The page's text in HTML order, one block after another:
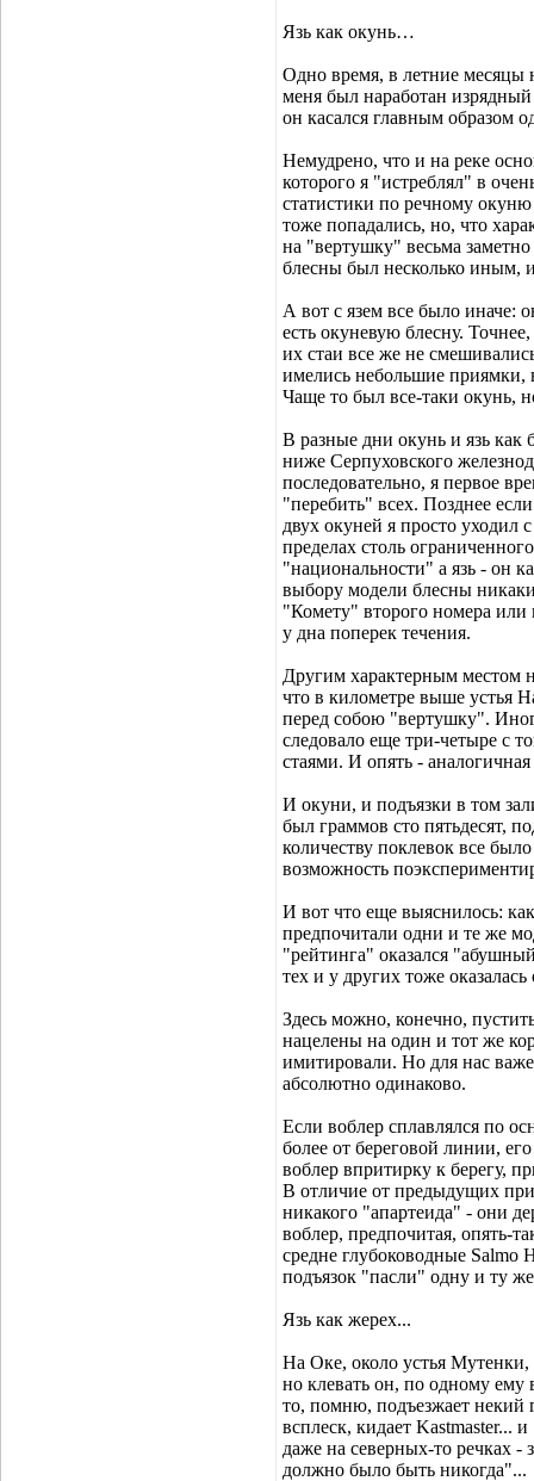
Язь как окунь…
Одно время, в летние месяцы
меня был наработан
он касался главным образом
Немудрено, что и на реке
которого я "истреблял" в
статистики по речному
тоже попадались, но, что
на "вертушку" весьма
блесны был несколько иным,
А вот с язем все было иначе:
есть окуневую блесну.
их стаи все же не
имелись небольшие приямки,
Чаще то был все-таки окунь,
В разные дни окунь и язь как
ниже Серпуховского
последовательно, я первое
"перебить" всех. Позднее
двух окуней я просто уходил
пределах столь
"национальности" а язь - он
выбору модели блесны
"Комету" второго номера
у дна поперек течения.
Другим характерным местом
что в километре выше устья
перед собою "вертушку".
следовало еще три-четыре с
стаями. И опять -
И окуни, и подъязки в том
был граммов сто пятьдесят,
количеству поклевок все
возможность
И вот что еще выяснилось:
предпочитали одни и те же
"рейтинга" оказался
тех и у других тоже
Здесь можно, конечно,
нацелены на один и тот же
имитировали. Но для нас
абсолютно одинаково.
Если воблер сплавлялся по
более от береговой линии,
воблер впритирку к берегу,
В отличие от предыдущих
никакого "апартеида" - они
воблер, предпочитая, опять-
средне глубоководные Salmo
подъязок "пасли" одну и ту
Язь как жерех...
На Оке, около устья
но клевать он, по одному ему
то, помню, подъезжает некий
всплеск, кидает Kastmaster...
даже на северных-то речках -
должно было быть никогда"...